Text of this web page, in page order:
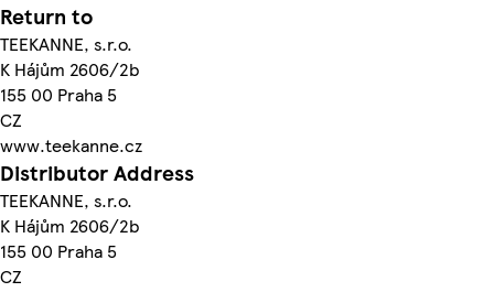
Return to
TEEKANNE, s.r.o.
K Hájům 2606/2b
155 00 Praha 5
CZ
www.teekanne.cz
Distributor Address
TEEKANNE, s.r.o.
K Hájům 2606/2b
155 00 Praha 5
CZ